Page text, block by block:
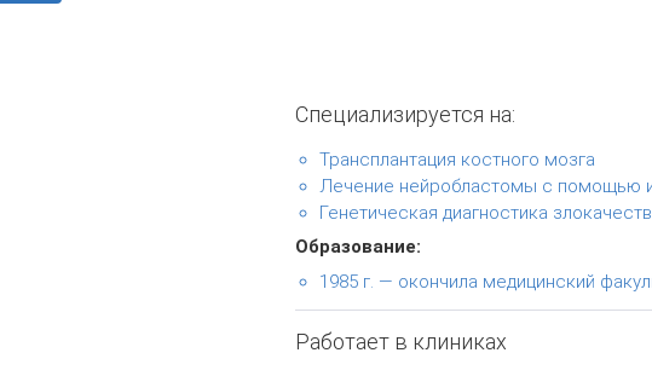
Специализируется на:
Трансплантация костного мозга
Лечение нейробластомы с помощью
Генетическая диагностика
Образование:
1985 г. — окончила медицинский
Работает в клиниках